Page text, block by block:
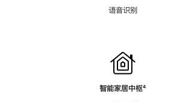
语音识别
智能家居中枢脚
⁴